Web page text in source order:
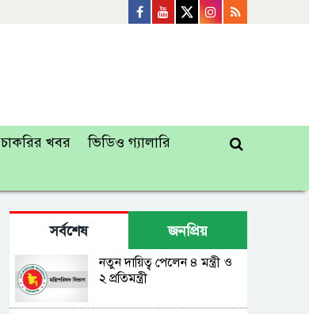
চাকরির খবর
ভিডিও গ্যালারি
সর্বশেষ জনপ্রিয়
নতুন দায়িত্ব পেলেন ৪ মন্ত্রী ও
২ প্রতিমন্ত্রী